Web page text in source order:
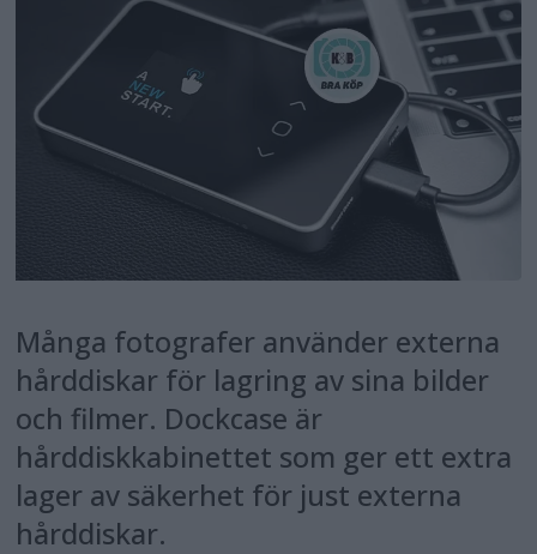
Många fotografer använder externa
hårddiskar för lagring av sina bilder
och filmer. Dockcase är
hårddiskkabinettet som ger ett extra
lager av säkerhet för just externa
hårddiskar.